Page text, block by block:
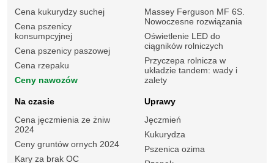
Cena kukurydzy suchej
Cena pszenicy
konsumpcyjnej
Cena pszenicy paszowej
Cena rzepaku
Ceny nawozów
Massey Ferguson MF 6S.
Nowoczesne rozwiązania
Oświetlenie LED do
ciągników rolniczych
Przyczepa rolnicza w
układzie tandem: wady i
zalety
Na czasie
Cena jęczmienia ze żniw
2024
Ceny gruntów ornych 2024
Kary za brak OC
Uprawy
Jęczmień
Kukurydza
Pszenica ozima